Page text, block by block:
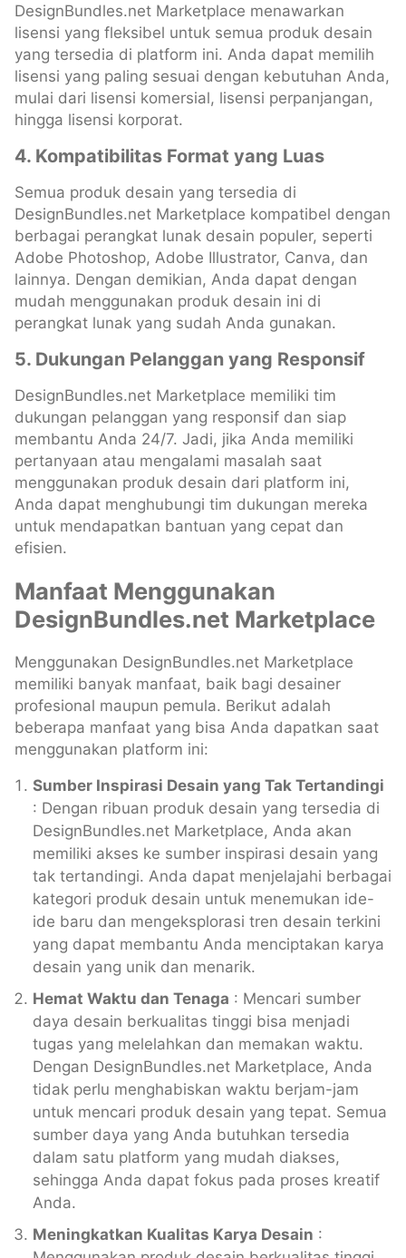
DesignBundles.net Marketplace menawarkan
lisensi yang fleksibel untuk semua produk desain
yang tersedia di platform ini. Anda dapat memilih
lisensi yang paling sesuai dengan kebutuhan Anda,
mulai dari lisensi komersial, lisensi perpanjangan,
hingga lisensi korporat.
4. Kompatibilitas Format yang Luas
Semua produk desain yang tersedia di
DesignBundles.net Marketplace kompatibel dengan
berbagai perangkat lunak desain populer, seperti
Adobe Photoshop, Adobe Illustrator, Canva, dan
lainnya. Dengan demikian, Anda dapat dengan
mudah menggunakan produk desain ini di
perangkat lunak yang sudah Anda gunakan.
5. Dukungan Pelanggan yang Responsif
DesignBundles.net Marketplace memiliki tim
dukungan pelanggan yang responsif dan siap
membantu Anda 24/7. Jadi, jika Anda memiliki
pertanyaan atau mengalami masalah saat
menggunakan produk desain dari platform ini,
Anda dapat menghubungi tim dukungan mereka
untuk mendapatkan bantuan yang cepat dan
efisien.
Manfaat Menggunakan
DesignBundles.net Marketplace
Menggunakan DesignBundles.net Marketplace
memiliki banyak manfaat, baik bagi desainer
profesional maupun pemula. Berikut adalah
beberapa manfaat yang bisa Anda dapatkan saat
menggunakan platform ini:
Sumber Inspirasi Desain yang Tak Tertandingi
: Dengan ribuan produk desain yang tersedia di
DesignBundles.net Marketplace, Anda akan
memiliki akses ke sumber inspirasi desain yang
tak tertandingi. Anda dapat menjelajahi berbagai
kategori produk desain untuk menemukan ide-
ide baru dan mengeksplorasi tren desain terkini
yang dapat membantu Anda menciptakan karya
desain yang unik dan menarik.
Hemat Waktu dan Tenaga : Mencari sumber
daya desain berkualitas tinggi bisa menjadi
tugas yang melelahkan dan memakan waktu.
Dengan DesignBundles.net Marketplace, Anda
tidak perlu menghabiskan waktu berjam-jam
untuk mencari produk desain yang tepat. Semua
sumber daya yang Anda butuhkan tersedia
dalam satu platform yang mudah diakses,
sehingga Anda dapat fokus pada proses kreatif
Anda.
Meningkatkan Kualitas Karya Desain :